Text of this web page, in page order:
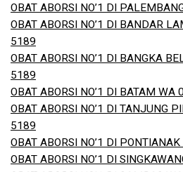
OBAT ABORSI NO’1 DI
OBAT ABORSI NO’1 DI BANDAR
5189
OBAT ABORSI NO’1 DI BANGKA
5189
OBAT ABORSI NO’1 DI BATAM
OBAT ABORSI NO’1 DI TANJUNG
5189
OBAT ABORSI NO’1 DI
OBAT ABORSI NO’1 DI